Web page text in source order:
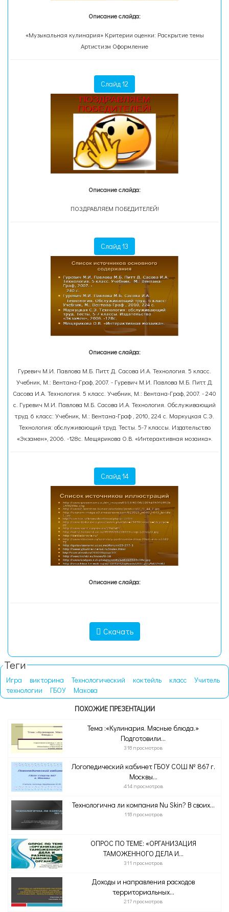
Описание слайда:
«Музыкальная кулинария» Критерии оценки: Раскрытие темы
Артистизм Оформление
Слайд 12
Описание слайда:
ПОЗДРАВЛЯЕМ ПОБЕДИТЕЛЕЙ!
Слайд 13
Описание слайда:
Гуревич М.И. Павлова М.Б. Питт Д. Сасова И.А. Технология. 5 класс.
Учебник, М.: Вентана-Граф, 2007. - Гуревич М.И. Павлова М.Б. Питт Д.
Сасова И.А. Технология. 5 класс. Учебник, М.: Вентана-Граф, 2007. - 240
с. Гуревич М.И. Павлова М.Б. Сасова И.А. Технология. Обслуживающий
труд. 6 класс: Учебник, М.: Вентана-Граф , 2010, 224 с. Маркуцкая С.Э.
Технология: обслуживающий труд. Тесты. 5-7 классы. Издательство
«Экзамен», 2006. -128с. Мещярикова О.В. «Интерактивная мозаика».
Слайд 14
Описание слайда:
Скачать
Теги
Игра викторина Технологический коктейль класс
Учитель
технологии
ГБОУ
Макова
ПОХОЖИЕ ПРЕЗЕНТАЦИИ
Тема :«Кулинария. Мясные блюда.»
Подготовили...
318 просмотров
Логопедический кабинет ГБОУ СОШ № 867 г.
Москвы...
414 просмотров
Технологична ли компания Nu Skin? В своих...
118 просмотров
ОПРОС ПО ТЕМЕ: «ОРГАНИЗАЦИЯ
ТАМОЖЕННОГО ДЕЛА И...
311 просмотров
Доходы и направления расходов
территориальных...
217 просмотров